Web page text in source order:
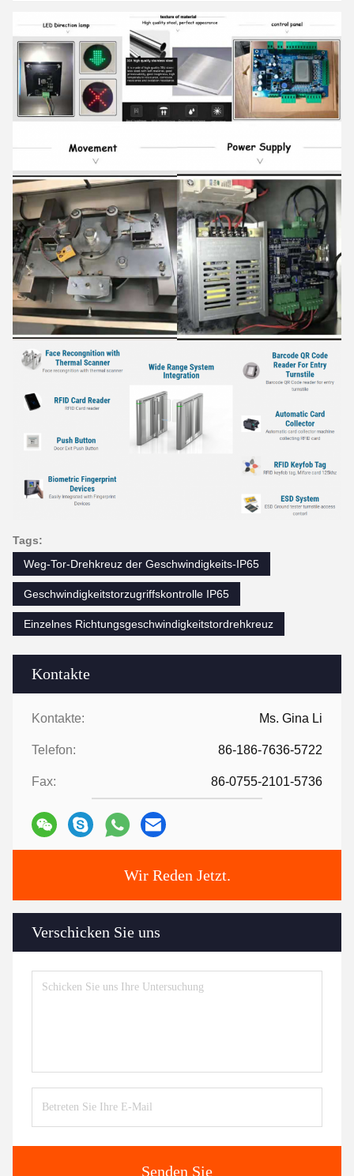
Kontakte
Kontakte: Ms. Gina Li
Telefon: 86-186-7636-5722
Fax: 86-0755-2101-5736
Wir Reden Jetzt.
Verschicken Sie uns
Senden Sie
Tags:
Weg-Tor-Drehkreuz der Geschwindigkeits-IP65
Geschwindigkeitstorzugriffskontrolle IP65
Einzelnes Richtungsgeschwindigkeitstordrehkreuz